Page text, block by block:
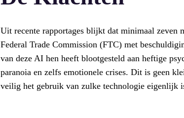
Uit recente rapportages blijkt dat minimaal zeven
Federal Trade Commission (FTC) met
van deze AI hen heeft blootgesteld aan heftige
paranoia en zelfs emotionele crises. Dit is geen
veilig het gebruik van zulke technologie eigenlijk